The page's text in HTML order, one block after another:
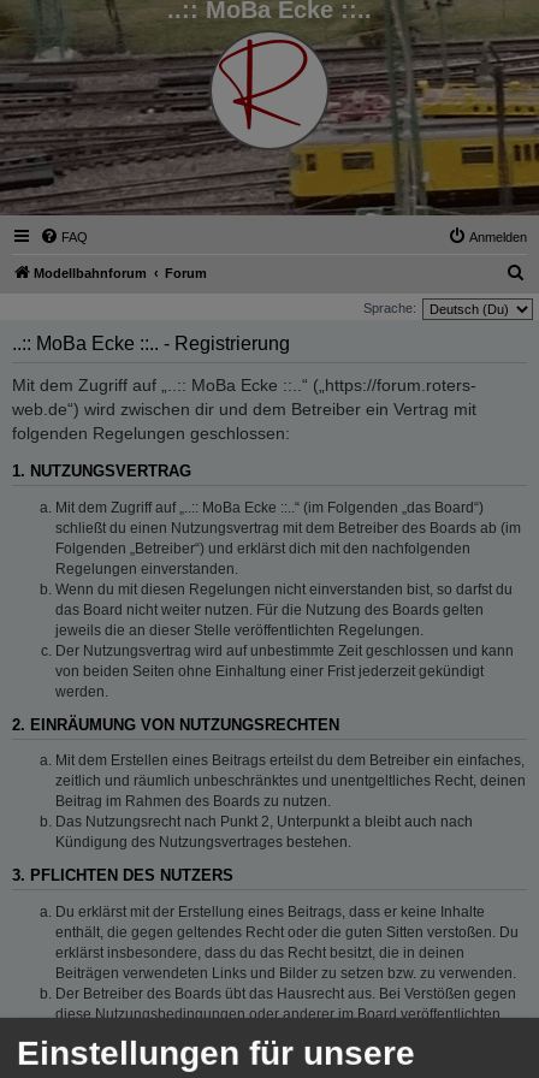
..:: MoBa Ecke ::..
FAQ Anmelden
Modellbahnforum Forum
u
Sprache:
..:: MoBa Ecke ::.. - Registrierung
Mit dem Zugriff auf „..:: MoBa Ecke ::..“ („https://forum.roters-
web.de“) wird zwischen dir und dem Betreiber ein Vertrag mit
folgenden Regelungen geschlossen:
1. NUTZUNGSVERTRAG
Mit dem Zugriff auf „..:: MoBa Ecke ::..“ (im Folgenden „das Board“)
schließt du einen Nutzungsvertrag mit dem Betreiber des Boards ab (im
Folgenden „Betreiber“) und erklärst dich mit den nachfolgenden
Regelungen einverstanden.
Wenn du mit diesen Regelungen nicht einverstanden bist, so darfst du
das Board nicht weiter nutzen. Für die Nutzung des Boards gelten
jeweils die an dieser Stelle veröffentlichten Regelungen.
Der Nutzungsvertrag wird auf unbestimmte Zeit geschlossen und kann
von beiden Seiten ohne Einhaltung einer Frist jederzeit gekündigt
werden.
2. EINRÄUMUNG VON NUTZUNGSRECHTEN
Mit dem Erstellen eines Beitrags erteilst du dem Betreiber ein einfaches,
zeitlich und räumlich unbeschränktes und unentgeltliches Recht, deinen
Beitrag im Rahmen des Boards zu nutzen.
Das Nutzungsrecht nach Punkt 2, Unterpunkt a bleibt auch nach
Kündigung des Nutzungsvertrages bestehen.
3. PFLICHTEN DES NUTZERS
Du erklärst mit der Erstellung eines Beitrags, dass er keine Inhalte
enthält, die gegen geltendes Recht oder die guten Sitten verstoßen. Du
erklärst insbesondere, dass du das Recht besitzt, die in deinen
Beiträgen verwendeten Links und Bilder zu setzen bzw. zu verwenden.
Der Betreiber des Boards übt das Hausrecht aus. Bei Verstößen gegen
diese Nutzungsbedingungen oder anderer im Board veröffentlichten
dauerhaft von der Nutzung dieses Boards ausschließen und dir ein
Einstellungen für unsere